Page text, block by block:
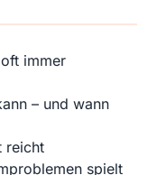
immer
– und wann
reicht
spielt